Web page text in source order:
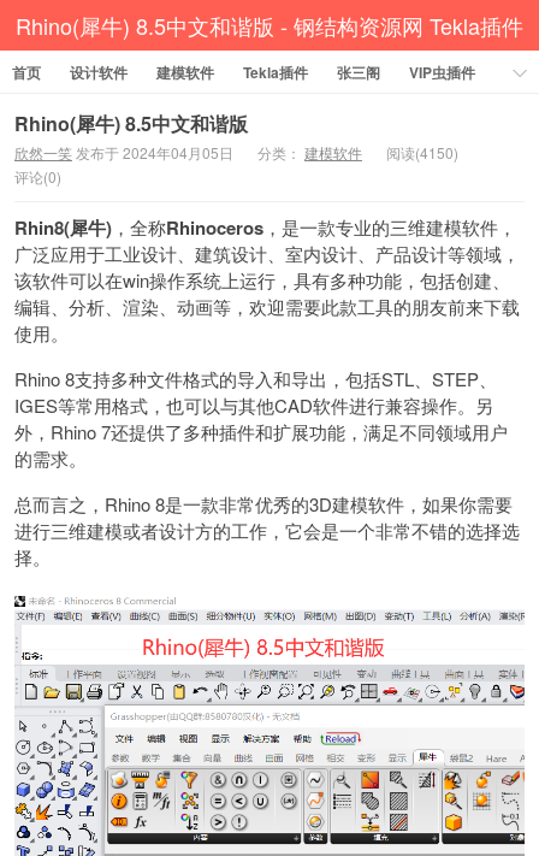
Rhino(犀牛) 8.5中文和谐版 - 钢结构资源网 Tekla插件
CAD工具 犀牛GH汉化 套料
首页 设计软件 建模软件 Tekla插件 张三阁
VIP虫插件
CAD插件
定尺提料 贱人工具箱
资讯教程
工程模型 关于网站
Rhino(犀牛) 8.5中文和谐版
欣然一笑 发布于 2024年04月05日 分类： 建模软件
阅读(4150)
评论(0)
Rhin8(犀牛) ，全称Rhinoceros ，是一款专业的三维建模软件，
广泛应用于工业设计、建筑设计、室内设计、产品设计等领域，
该软件可以在win操作系统上运行，具有多种功能，包括创建、
编辑、分析、渲染、动画等，欢迎需要此款工具的朋友前来下载
使用。
Rhino 8支持多种文件格式的导入和导出，包括STL、STEP、
IGES等常用格式，也可以与其他CAD软件进行兼容操作。另
外，Rhino 7还提供了多种插件和扩展功能，满足不同领域用户
的需求。
总而言之，Rhino 8是一款非常优秀的3D建模软件，如果你需要
进行三维建模或者设计方的工作，它会是一个非常不错的选择选
择。